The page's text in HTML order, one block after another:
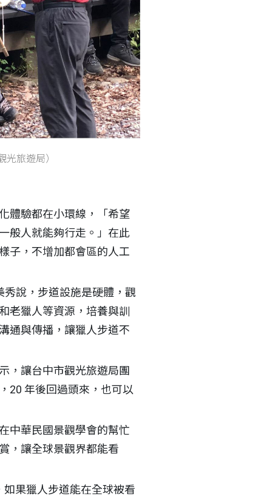
旅遊局）
體驗都在小環線，「希望
般人就能夠行走。」在此
子，不增加都會區的人工
秀說，步道設施是硬體，觀
老獵人等資源，培養與訓
通與傳播，讓獵人步道不
，讓台中市觀光旅遊局團
20 年後回過頭來，也可以
中華民國景觀學會的幫忙
，讓全球景觀界都能看
果獵人步道能在全球被看